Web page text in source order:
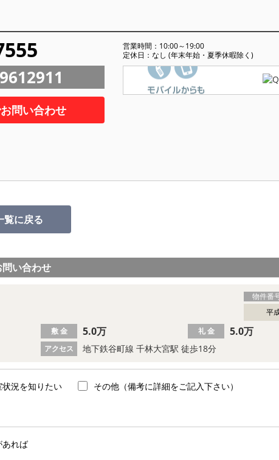
営業時間：10:00～19:00
定休日：なし (年末年始・夏季休暇除く)
問い合わせ
覧に戻る
い合わせ
物件番
平
アクセス 地下鉄谷町線 千林大宮駅 徒歩18分
敷 金 5.0万 礼 金 5.0万
況を知りたい その他（備考に詳細をご記入下さい）
あれば